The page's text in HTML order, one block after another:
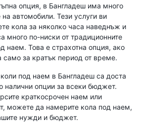
опция, в Бангладеш има много
автомобили. Тези услуги ви
кола за няколко часа наведнъж и
много по-ниски от традиционните
наем. Това е страхотна опция, ако
само за кратък период от време.
под наем в Бангладеш са доста
налични опции за всеки бюджет.
краткосрочен наем или
можете да намерите кола под наем,
нужди и бюджет.